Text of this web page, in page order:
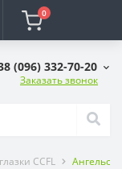
0
(096) 332-70-20
Заказать звонок
CCFL